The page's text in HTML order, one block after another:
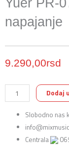
napajanje
9.290,00rsd
Yuer
PR-
Power
Supply
Dodaj
Slobodno nas
Centrala